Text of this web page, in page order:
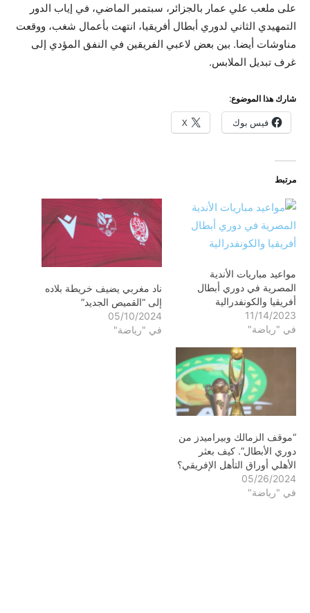
على ملعب علي عمار بالجزائر، سبتمبر الماضي، في إياب الدور
التمهيدي الثاني لدوري أبطال أفريقيا، انتهت بأعمال شغب، ووقعت
مناوشات أيضا. بين بعض لاعبي الفريقين في النفق المؤدي إلى
غرف تبديل الملابس.
شارك هذا الموضوع:
فيس بوك X
مرتبط
مواعيد مباريات الأندية
المصرية في دوري أبطال
أفريقيا والكونفدرالية
11/14/2023
في "رياضة"
ناد مغربي يضيف خريطة بلاده
إلى “القميص الجديد”
05/10/2024
في "رياضة"
“موقف الزمالك وبيراميدز من
دوري الأبطال”. كيف بعثر
الأهلي أوراق التأهل الإفريقي؟
05/26/2024
في "رياضة"